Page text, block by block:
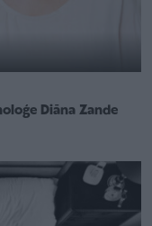
Diāna Zande